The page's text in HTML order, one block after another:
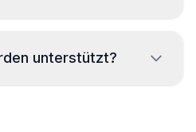
von der
unterstützt?